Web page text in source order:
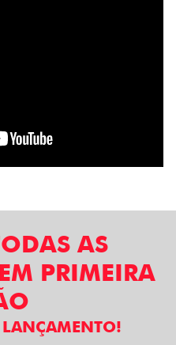
AS
PRIMEIRA
LANÇAMENTO!